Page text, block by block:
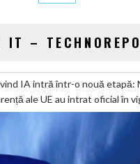
–
IA intră într-o nouă etapă:
ale UE au intrat oficial în